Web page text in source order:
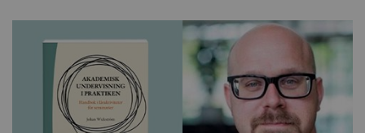
typer av övningar, förklarar varje läraktivitet
ingående, och ger råd kring hur du planerar och
genomför din undervisning.
Akademisk undervisning i praktiken vänder sig till
såväl erfarna som nya universitetslärare och